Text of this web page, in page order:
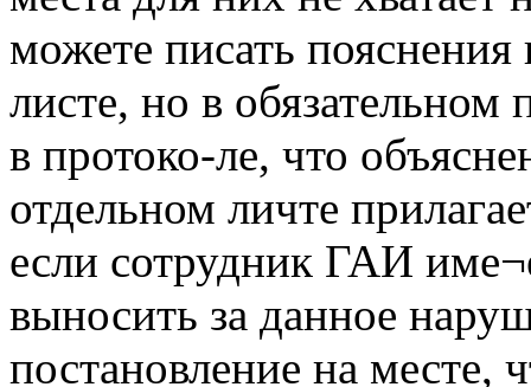
можете писать пояснения
листе, но в обязательном
в протоко-ле, что
отдельном личте
если сотрудник ГАИ
выносить за данное
постановление на месте,